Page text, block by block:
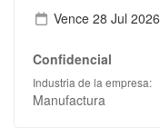
Vence 28 Jul 2026
Confidencial
Industria de la empresa:
Manufactura